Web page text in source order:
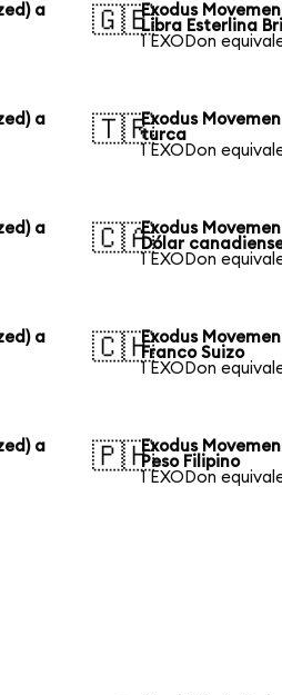
a
🇬🇧Exodus
Libra Esterlina
1 EXODon
a
🇹🇷Exodus
turca
1 EXODon
a
🇨🇦Exodus
Dólar
1 EXODon
a
🇨🇭Exodus
Franco Suizo
1 EXODon
a
🇵🇭Exodus
Peso Filipino
1 EXODon